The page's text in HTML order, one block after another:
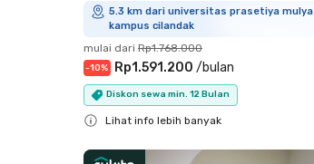
5.3 km dari universitas prasetiya mulya
kampus cilandak
mulai dari Rp1.768.000
-10% Rp1.591.200 /bulan
Diskon sewa min. 12 Bulan
Lihat info lebih banyak